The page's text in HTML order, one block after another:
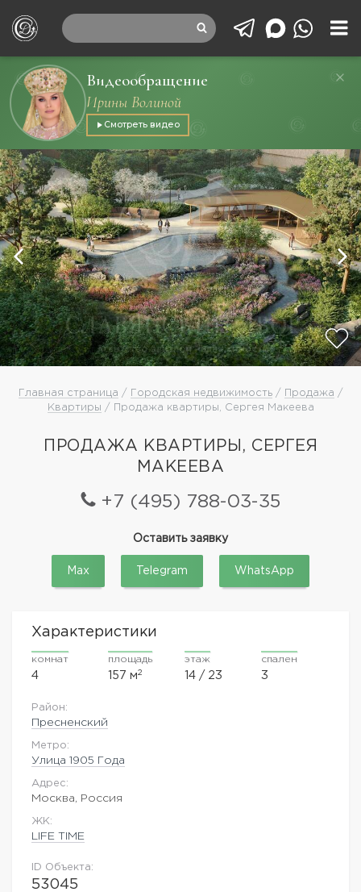
Видеообращение
Ирины Волиной
Смотреть видео
Главная страница / Городская недвижимость/ Продажа /
Квартиры / Продажа квартиры, Сергея Макеева
ПРОДАЖА КВАРТИРЫ, СЕРГЕЯ
МАКЕЕВА
+7 (495) 788-03-35
Оставить заявку
Max Telegram WhatsApp
Характеристики
комнат
4
площадь
157 м2
этаж
14 / 23
спален
3
Район:
Пресненский
Метро:
Улица 1905 Года
Адрес:
Москва, Россия
ЖK:
LIFE TIME
ID Объекта:
53045